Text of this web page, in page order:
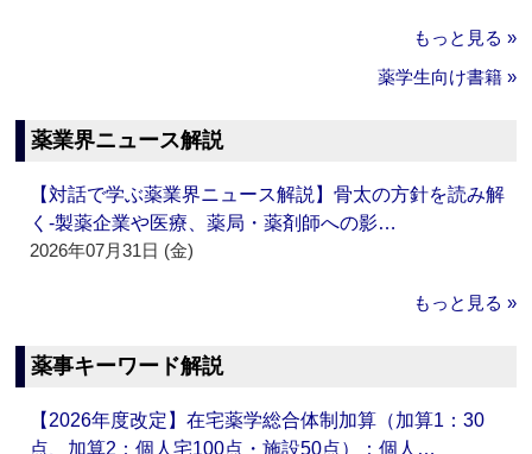
もっと見る »
薬学生向け書籍 »
薬業界ニュース解説
【対話で学ぶ薬業界ニュース解説】骨太の方針を読み解
く‐製薬企業や医療、薬局・薬剤師への影…
2026年07月31日 (金)
もっと見る »
薬事キーワード解説
【2026年度改定】在宅薬学総合体制加算（加算1：30
点、加算2：個人宅100点・施設50点）：個人…